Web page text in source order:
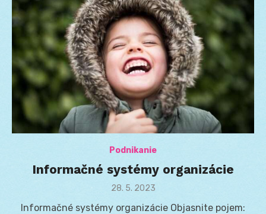
Podnikanie
Informačné systémy organizácie
Posted
28. 5. 2023
Informačné systémy organizácie Objasnite pojem: